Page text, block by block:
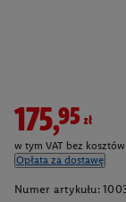
175,95zł
w tym VAT bez
Opłata za dostawę
Numer artykułu: